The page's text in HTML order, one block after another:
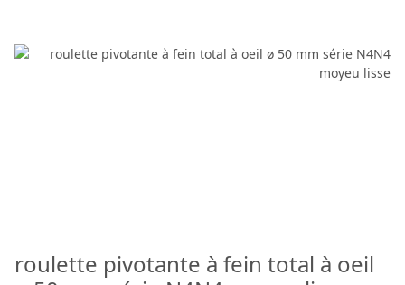
roulette pivotante à fein total à oeil